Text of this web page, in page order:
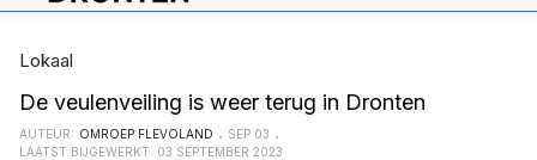
Lokaal
De veulenveiling is weer terug in Dronten
AUTEUR: OMROEP FLEVOLAND
SEP 03
LAATST BIJGEWERKT: 03 SEPTEMBER 2023